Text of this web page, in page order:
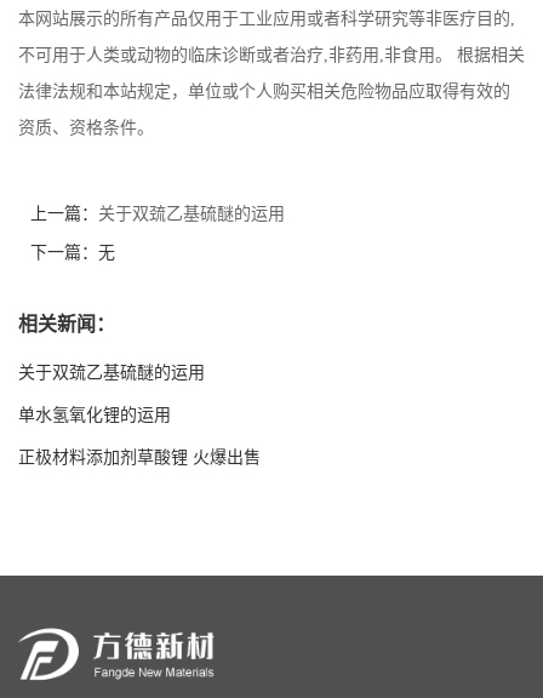
本网站展示的所有产品仅用于工业应用或者科学研究等非医疗目的,
不可用于人类或动物的临床诊断或者治疗,非药用,非食用。 根据相关
法律法规和本站规定，单位或个人购买相关危险物品应取得有效的
资质、资格条件。
上一篇： 关于双巯乙基硫醚的运用
下一篇：无
相关新闻：
关于双巯乙基硫醚的运用
单水氢氧化锂的运用
正极材料添加剂草酸锂 火爆出售